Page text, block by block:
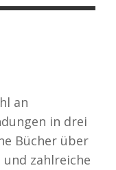
an
in drei
Bücher über
zahlreiche